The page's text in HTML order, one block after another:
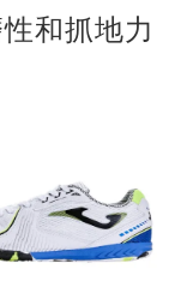
性和抓地力